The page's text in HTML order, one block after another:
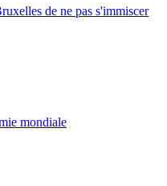
de ne pas s'immiscer
mondiale